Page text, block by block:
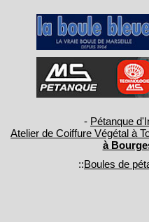
- Pétanque
Atelier de Coiffure Végétal à
à
::Boules de